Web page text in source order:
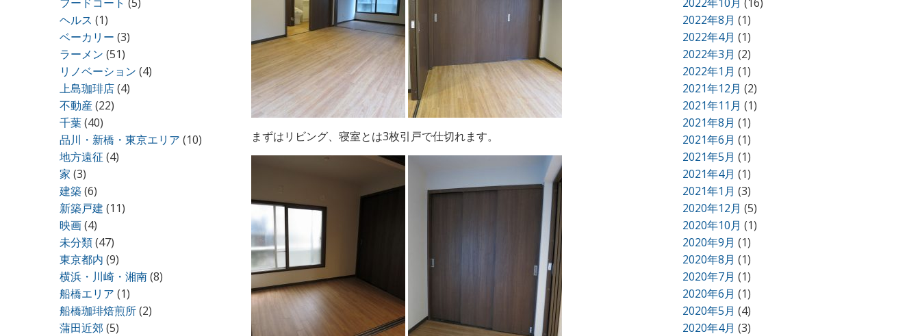
ヘルス (1)
ベーカリー (3)
ラーメン (51)
リノベーション (4)
上島珈琲店(4)
不動産(22)
千葉(40)
品川・新橋・東京エリア (10)
地方遠征 (4)
家 (3)
建築(6)
新築戸建 (11)
映画(4)
未分類(47)
東京都内 (9)
横浜・川崎・湘南(8)
船橋エリア (1)
船橋珈琲焙煎所(2)
蒲田近郊 (5)
まずはリビング、寝室とは3枚引戸で仕切れます。
2022年8月 (1)
2022年4月 (1)
2022年3月 (2)
2022年1月 (1)
2021年12月 (2)
2021年11月 (1)
2021年8月 (1)
2021年6月 (1)
2021年5月 (1)
2021年4月 (1)
2021年1月 (3)
2020年12月 (5)
2020年10月 (1)
2020年9月 (1)
2020年8月 (1)
2020年7月 (1)
2020年6月 (1)
2020年5月 (4)
2020年4月 (3)